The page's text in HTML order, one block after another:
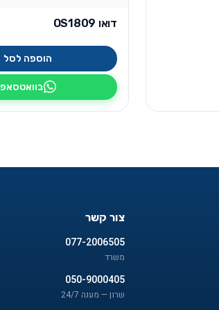
דואו OS1809
הוספה לסל
בוואטסאפ
צור קשר
077-2006505
משרד
050-9000405
שרון — מענה 24/7